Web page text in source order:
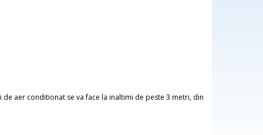
aer conditionat se va face la inaltimi de peste 3 metri, din